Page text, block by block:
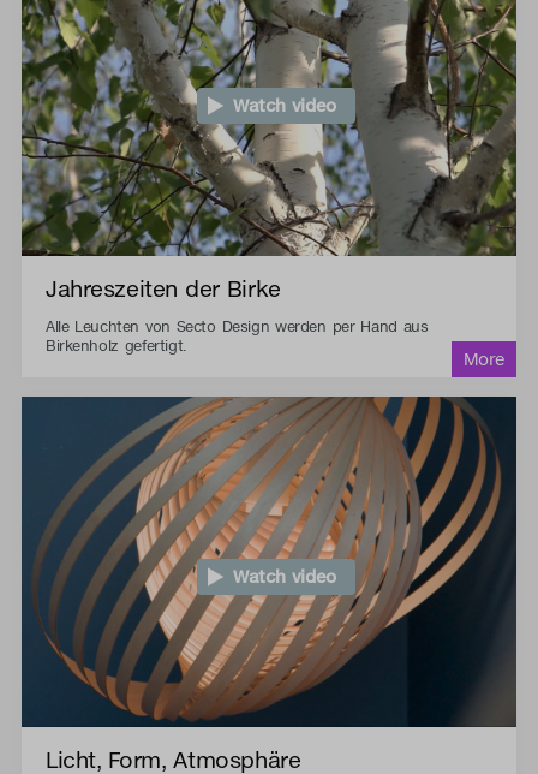
Watch video
Jahreszeiten der Birke
Alle Leuchten von Secto Design werden per Hand aus
Birkenholz gefertigt.
Watch video
Licht, Form, Atmosphäre